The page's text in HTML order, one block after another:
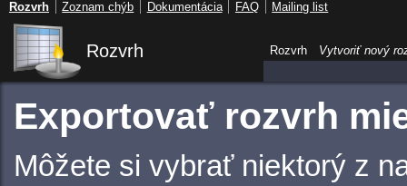
Rozvrh
Exportovať rozvrh
Môžete si vybrať niektorý z
Rozvrh Vytvoriť nový
Rozvrh Zoznam chýb Dokumentácia FAQ Mailing list